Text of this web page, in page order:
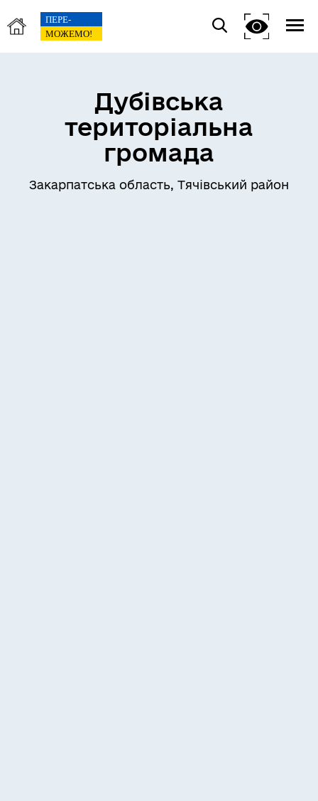
Дубівська
територіальна
громада
Закарпатська область, Тячівський район